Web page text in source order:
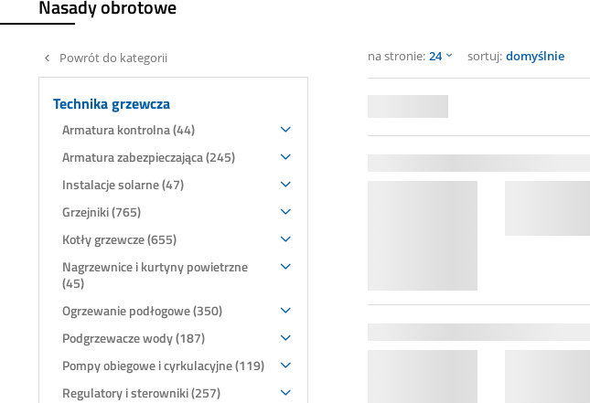
Nasady obrotowe
Powrót do kategorii
Technika grzewcza
Armatura kontrolna (44)
Armatura zabezpieczająca (245)
Instalacje solarne (47)
Grzejniki (765)
Kotły grzewcze (655)
Nagrzewnice i kurtyny powietrzne
(45)
Ogrzewanie podłogowe (350)
Podgrzewacze wody (187)
Pompy obiegowe i cyrkulacyjne (119)
Regulatory i sterowniki (257)
sortuj
na stronie